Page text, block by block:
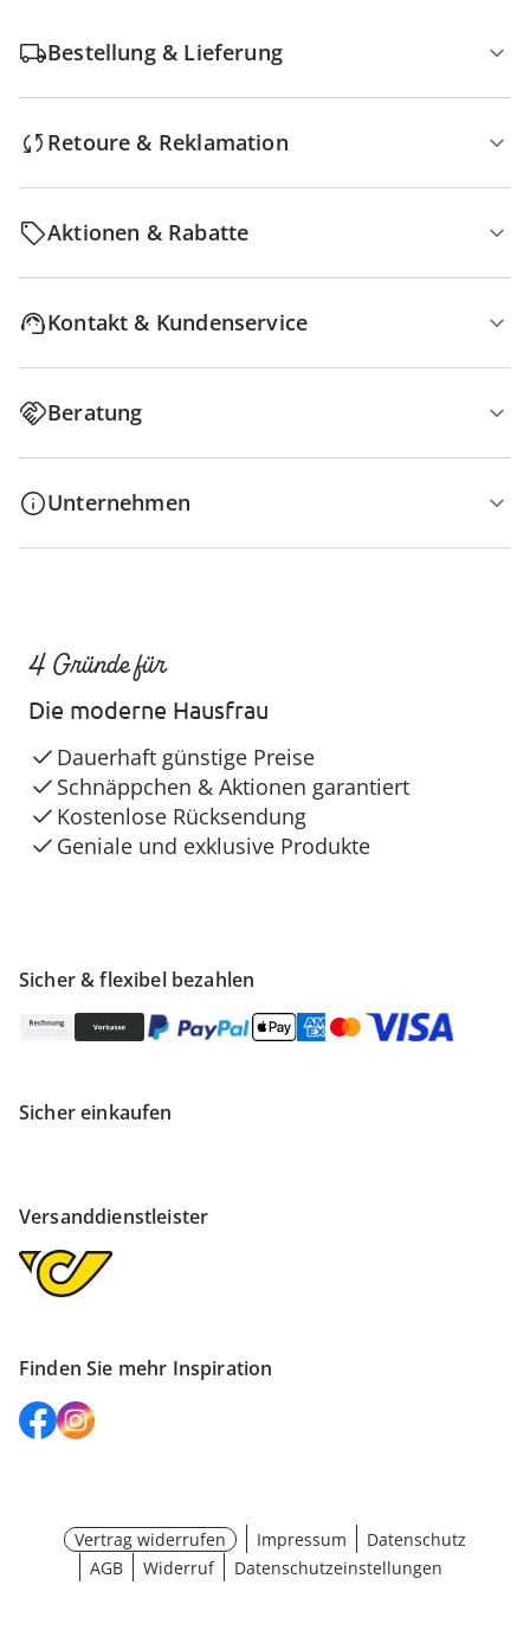
Bestellung & Lieferung
Retoure & Reklamation
Aktionen & Rabatte
Kontakt & Kundenservice
Beratung
Unternehmen
Sicher & flexibel bezahlen
Sicher einkaufen
Versanddienstleister
Finden Sie mehr Inspiration
4 Gründe für
Die moderne Hausfrau
Dauerhaft günstige Preise
Schnäppchen & Aktionen garantiert
Kostenlose Rücksendung
Geniale und exklusive Produkte
Vertrag widerrufen Impressum
Datenschutz
AGB
Widerruf Datenschutzeinstellungen